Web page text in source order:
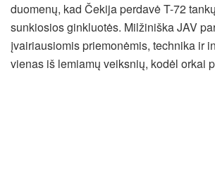
duomenų, kad Čekija perdavė T-72
sunkiosios ginkluotės. Milžiniška JAV
įvairiausiomis priemonėmis, technika ir
vienas iš lemiamų veiksnių, kodėl orkai